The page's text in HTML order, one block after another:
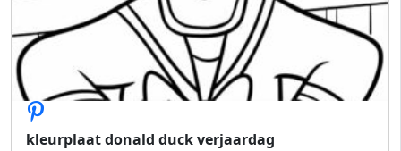
kleurplaat donald duck verjaardag